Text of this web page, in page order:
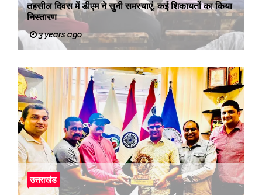
तहसील दिवस में डीएम ने सुनी समस्याएं, कई शिकायतों का किया
निस्तारण
3 years ago
उत्तराखंड